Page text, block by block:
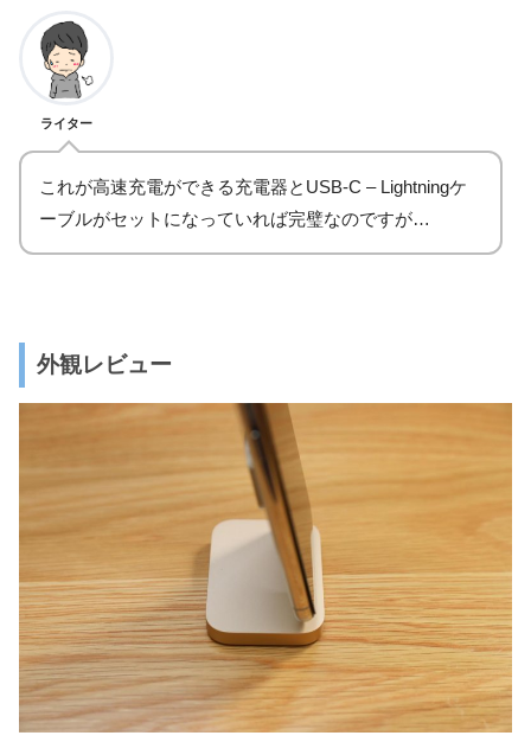
ライター
これが高速充電ができる充電器とUSB-C – Lightningケ
ーブルがセットになっていれば完璧なのですが…
外観レビュー